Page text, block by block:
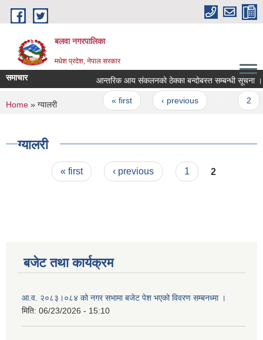
Skip to main content
बलवा नगरपालिका
मधेश प्रदेश, नेपाल सरकार
समाचार आन्तरिक आय संकलनको ठेक्का बन्दोबस्त सम्बन्धी सूचना ।
Pages
« first ‹ previous
You are here
Home » ग्यालरी
ग्यालरी
Pages« first ‹ previous 1 2
बजेट तथा कार्यक्रम
आ.व. २०८३।०८४ को नगर सभामा बजेट पेश भएको विवरण सम्बनध्मा ।
मिति: 06/23/2026 - 15:10